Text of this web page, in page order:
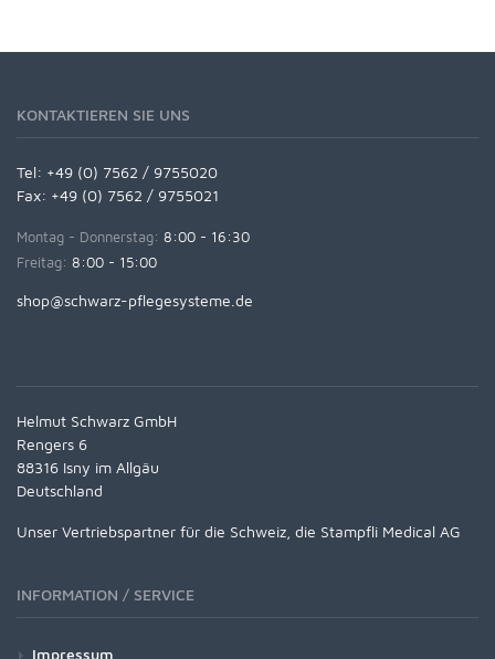
KONTAKTIEREN SIE UNS
Tel: +49 (0) 7562 / 9755020
Fax: +49 (0) 7562 / 9755021
Montag - Donnerstag: 8:00 - 16:30
Freitag: 8:00 - 15:00
shop@schwarz-pflegesysteme.de
Helmut Schwarz GmbH
Rengers 6
88316 Isny im Allgäu
Deutschland
Unser Vertriebspartner für die Schweiz, die Stampfli Medical AG
INFORMATION / SERVICE
Impressum